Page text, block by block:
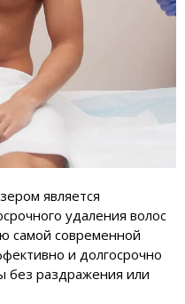
является
удаления волос
самой современной
и долгосрочно
без раздражения или